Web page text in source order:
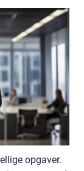
opgaver.